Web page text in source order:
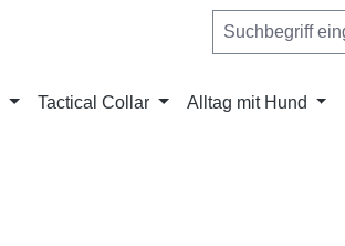
Tactical Collar Alltag mit Hund